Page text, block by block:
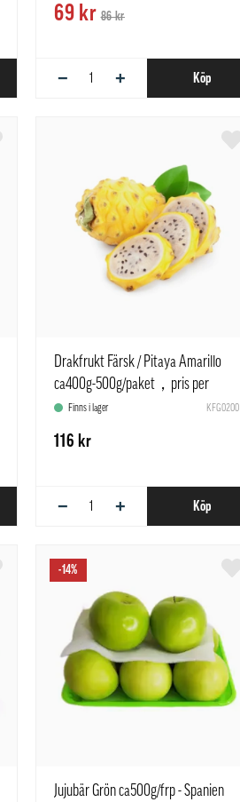
69 kr 86 kr
− + Köp
Drakfrukt Färsk / Pitaya Amarillo
ca400g-500g/paket，pris per
paketFinns i lager KFG0200
116 kr
− + Köp
-14%
Jujubär Grön ca500g/frp - Spanien